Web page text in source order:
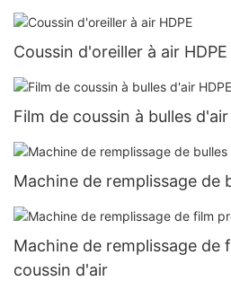
Coussin d'oreiller à air HDPE
Film de coussin à bulles d'air
Machine de remplissage de
Machine de remplissage de
coussin d'air